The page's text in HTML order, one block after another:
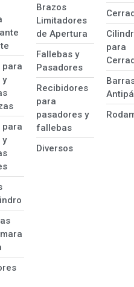
para
para
Brazos
Limitadores
de Apertura
Fallebas y
Pasadores
Recibidores
para
pasadores y
fallebas
Diversos
para